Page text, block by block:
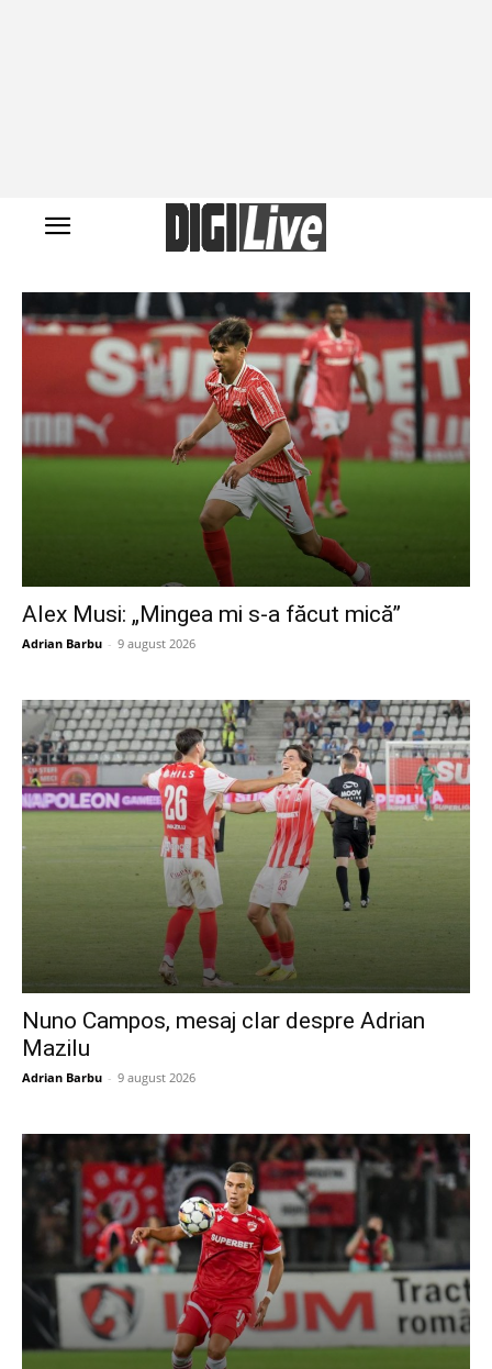
Alex Musi: „Mingea mi s-a făcut mică”
Adrian Barbu - 9 august 2026
Nuno Campos, mesaj clar despre Adrian
Mazilu
Adrian Barbu - 9 august 2026